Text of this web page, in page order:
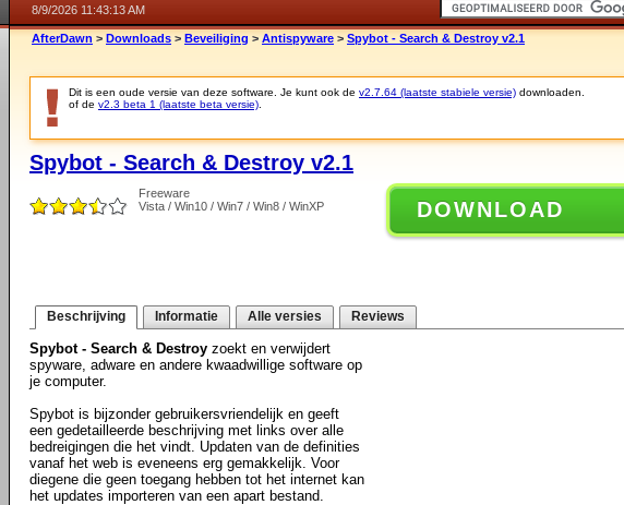
8/9/2026 11:43:13 AM
AfterDawn > Downloads > Beveiliging > Antispyware > Spybot - Search & Destroy v2.1
Dit is een oude versie van deze software. Je kunt ook de v2.7.64 (laatste stabiele versie) downloaden.
of de v2.3 beta 1 (laatste beta versie)
Spybot - Search & Destroy v2.1
Freeware
Vista / Win10 / Win7 / Win8 / WinXP
DOWNLOAD
Beschrijving Informatie Alle versies Reviews
Spybot - Search & Destroy zoekt en verwijdert
spyware, adware en andere kwaadwillige software op
je computer.
Spybot is bijzonder gebruikersvriendelijk en geeft
een gedetailleerde beschrijving met links over alle
bedreigingen die het vindt. Updaten van de definities
vanaf het web is eveneens erg gemakkelijk. Voor
diegene die geen toegang hebben tot het internet kan
het updates importeren van een apart bestand.